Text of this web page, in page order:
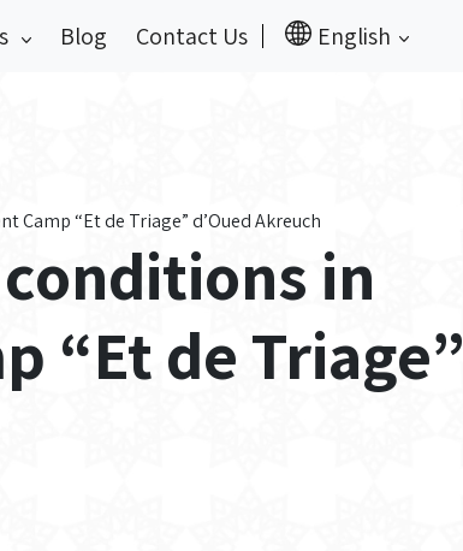
Blog Contact Us English
“Et de Triage” d’Oued Akreuch
in
“Et de Triage”